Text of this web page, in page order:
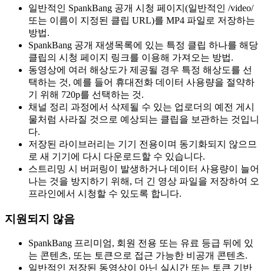
일반적인 SpankBang 공개 시청 페이지(일반적인 /video/
또는 이름이 지정된 클립 URL)를 MP4 파일로 저장하는
방법.
SpankBang 공개 재생목록에 있는 특정 클립 하나를 해당
클립의 시청 페이지 링크를 이용해 가져오는 방법.
동영상에 여러 해상도가 제공될 경우 특정 해상도를 선
택하는 것, 예를 들어 휴대전화 데이터 사용량을 절약하
기 위해 720p를 선택하는 것.
채널 정리 과정에서 삭제될 수 있는 업로더의 예전 게시
물처럼 사라질 것으로 예상되는 클립을 보관하는 것입니
다.
저장된 라이브러리는 기기 전용이며 동기화되지 않으므
로 새 기기에 다시 다운로드할 수 있습니다.
스트리밍 시 버퍼링이 발생하거나 데이터 사용량이 늘어
나는 것을 방지하기 위해, 더 긴 영상 파일을 저장하여 오
프라인에서 시청할 수 있도록 합니다.
지원되지 않음
SpankBang 프리미엄, 회원 전용 또는 유료 등급 뒤에 있
는 콘텐츠, 또는 토큰으로 접근 가능한 비공개 콘텐츠.
일반적인 저장된 동영상이 아닌 실시간 또는 토큰 기반